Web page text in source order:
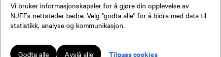
Vi bruker informasjonskapsler for å gjøre din opplevelse av
NJFFs nettsteder bedre. Velg "godta alle" for å bidra med data til
statistikk, analyse og kommunikasjon.
Godta alle Avslå alle Tilpass cookies
jegere og sportsfiskere og et av de viktigste miljøene for formidling av kunnskap om jakt og
fiske i Norge. Vi er en partipolitisk nøytral organisasjon, men har et sterkt jakt-, fiske-, og
naturpolitisk engasjement i mange saker.
Lokalforeninger tilsluttet Norges Jeger- og Fiskerforbund har ansvar for innhold de